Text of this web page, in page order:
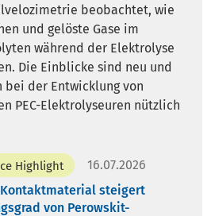
beobachtet, wie
und gelöste Gase im
während der Elektrolyse
Die Einblicke sind neu und
bei der Entwicklung von
PEC-Elektrolyseuren nützlich
Highlight
16.07.2026
Kontaktmaterial steigert
von Perowskit-